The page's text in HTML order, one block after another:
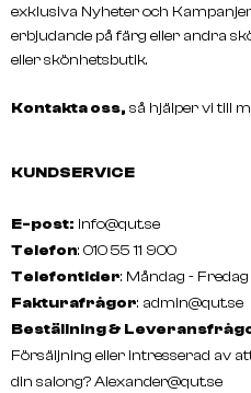
exklusiva Nyheter och
erbjudande på färg eller andra
eller skönhetsbutik.
Kontakta oss, så hjälper vi till
KUNDSERVICE
E-post: info@qut.se
Telefon: 010 55 11 900
Telefontider: Måndag -
Fakturafrågor: admin@qut.se
Beställning &
Försäljning eller intresserad av
din salong?Alexander@qut.se